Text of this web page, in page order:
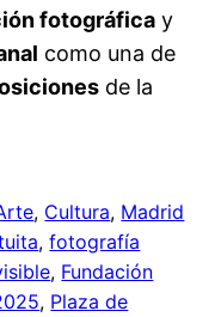
fotográfica y
como una de
de la
, Cultura, Madrid
, fotografía
, Fundación
, Plaza de